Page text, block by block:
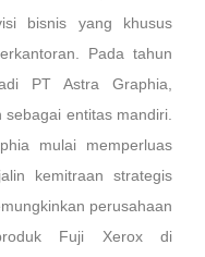
bisnis yang khusus
Pada tahun
PT Astra Graphia,
entitas mandiri.
mulai memperluas
kemitraan strategis
perusahaan
produk Fuji Xerox di